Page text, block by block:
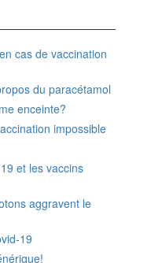
cas de vaccination
du paracétamol
enceinte?
impossible
et les vaccins
aggravent le
19